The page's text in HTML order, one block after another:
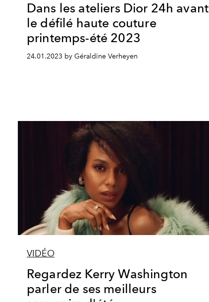
Dans les ateliers Dior 24h avant
le défilé haute couture
printemps-été 2023
24.01.2023 by Géraldine Verheyen
VIDÉO
Regardez Kerry Washington
parler de ses meilleurs